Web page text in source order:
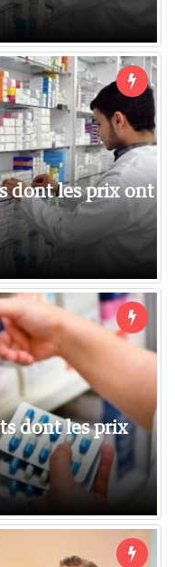
dont les prix ont
dont les prix